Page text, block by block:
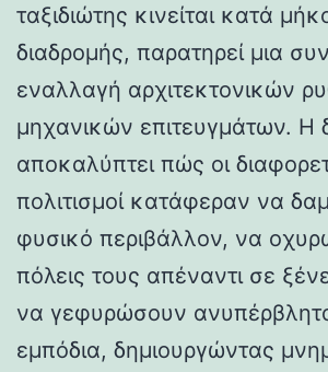
ταξιδιώτης κινείται κατά
διαδρομής, παρατηρεί μια
εναλλαγή αρχιτεκτονικών
μηχανικών επιτευγμάτων. Η
αποκαλύπτει πώς οι
πολιτισμοί κατάφεραν να
φυσικό περιβάλλον, να
πόλεις τους απέναντι σε
να γεφυρώσουν
εμπόδια, δημιουργώντας